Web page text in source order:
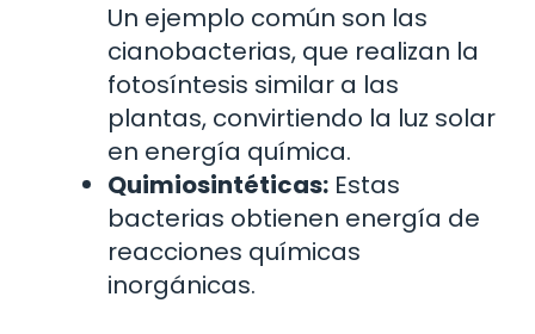
Un ejemplo común son las
cianobacterias, que realizan la
fotosíntesis similar a las
plantas, convirtiendo la luz solar
en energía química.
Quimiosintéticas: Estas
bacterias obtienen energía de
reacciones químicas
inorgánicas.